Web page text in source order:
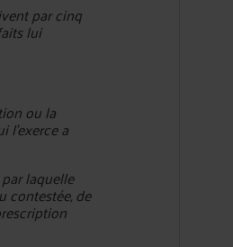
par cinq
lui
ou la
l'exerce a
laquelle
contestée, de